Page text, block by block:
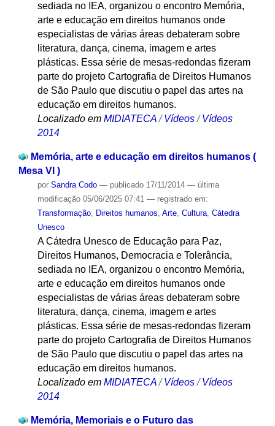
sediada no IEA, organizou o encontro Memória,
arte e educação em direitos humanos onde
especialistas de várias áreas debateram sobre
literatura, dança, cinema, imagem e artes
plásticas. Essa série de mesas-redondas fizeram
parte do projeto Cartografia de Direitos Humanos
de São Paulo que discutiu o papel das artes na
educação em direitos humanos.
Localizado em MIDIATECA /Vídeos /Vídeos
2014
Memória, arte e educação em direitos humanos (
Mesa VI )
por Sandra Codo — publicado17/11/2014 — última
modificação05/06/2025 07:41 — registrado em:
Transformação, Direitos humanos Arte, Cultura, Cátedra
Unesco
A Cátedra Unesco de Educação para Paz,
Direitos Humanos, Democracia e Tolerância,
sediada no IEA, organizou o encontro Memória,
arte e educação em direitos humanos onde
especialistas de várias áreas debateram sobre
literatura, dança, cinema, imagem e artes
plásticas. Essa série de mesas-redondas fizeram
parte do projeto Cartografia de Direitos Humanos
de São Paulo que discutiu o papel das artes na
educação em direitos humanos.
Localizado em MIDIATECA /Vídeos /Vídeos
2014
Memória, Memoriais e o Futuro das